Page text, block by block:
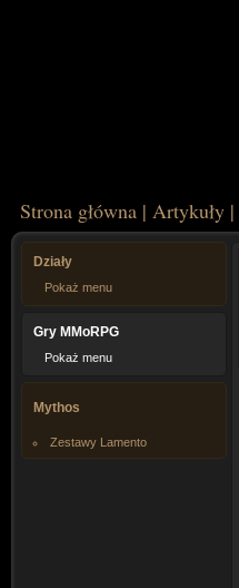
Strona główna | Artykuły |
Działy
Pokaż menu
Gry MMoRPG
Pokaż menu
Mythos
Zestawy Lamento